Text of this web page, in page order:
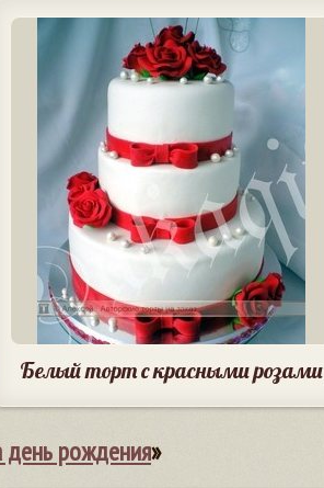
Белый торт с красными розами
день рождения»